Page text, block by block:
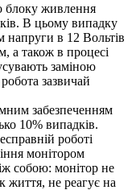
блоку живлення
В цьому випадку
напруги в 12 Вольтів
а також в процесі
заміною
зазвичай
забезпеченням
10% випадків.
роботі
монітором
собою: монітор не
життя, не реагує на